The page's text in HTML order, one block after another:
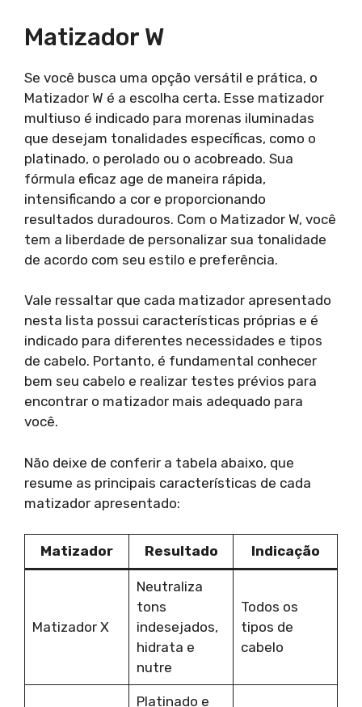
Matizador W
Se você busca uma opção versátil e prática, o
Matizador W é a escolha certa. Esse matizador
multiuso é indicado para morenas iluminadas
que desejam tonalidades específicas, como o
platinado, o perolado ou o acobreado. Sua
fórmula eficaz age de maneira rápida,
intensificando a cor e proporcionando
resultados duradouros. Com o Matizador W, você
tem a liberdade de personalizar sua tonalidade
de acordo com seu estilo e preferência.
Vale ressaltar que cada matizador apresentado
nesta lista possui características próprias e é
indicado para diferentes necessidades e tipos
de cabelo. Portanto, é fundamental conhecer
bem seu cabelo e realizar testes prévios para
encontrar o matizador mais adequado para
você.
Não deixe de conferir a tabela abaixo, que
resume as principais características de cada
matizador apresentado:
Matizador Resultado Indicação
Matizador X
Neutraliza
tons
indesejados,
hidrata e
nutre
Todos os
tipos de
cabelo
Platinado e